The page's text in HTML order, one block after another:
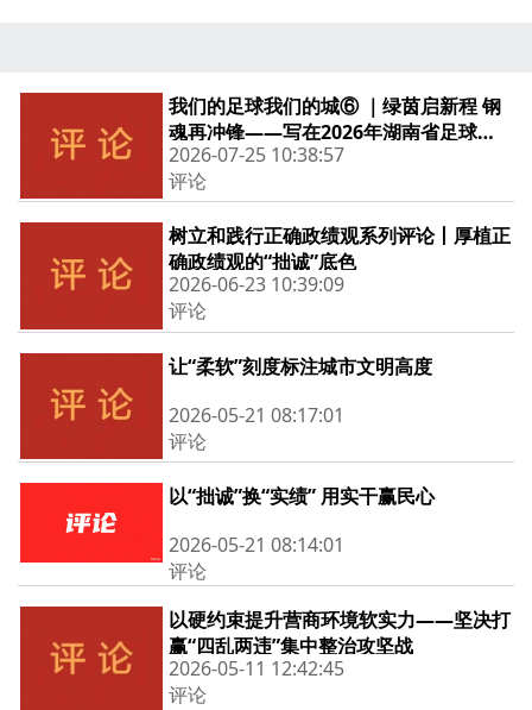
我们的足球我们的城⑥ ｜绿茵启新程 钢
魂再冲锋——写在2026年湖南省足球联
赛开赛之际
2026-07-25 10:38:57
评论
树立和践行正确政绩观系列评论丨厚植正
确政绩观的“拙诚”底色
2026-06-23 10:39:09
评论
让“柔软”刻度标注城市文明高度
2026-05-21 08:17:01
评论
以“拙诚”换“实绩” 用实干赢民心
2026-05-21 08:14:01
评论
以硬约束提升营商环境软实力——坚决打
赢“四乱两违”集中整治攻坚战
2026-05-11 12:42:45
评论